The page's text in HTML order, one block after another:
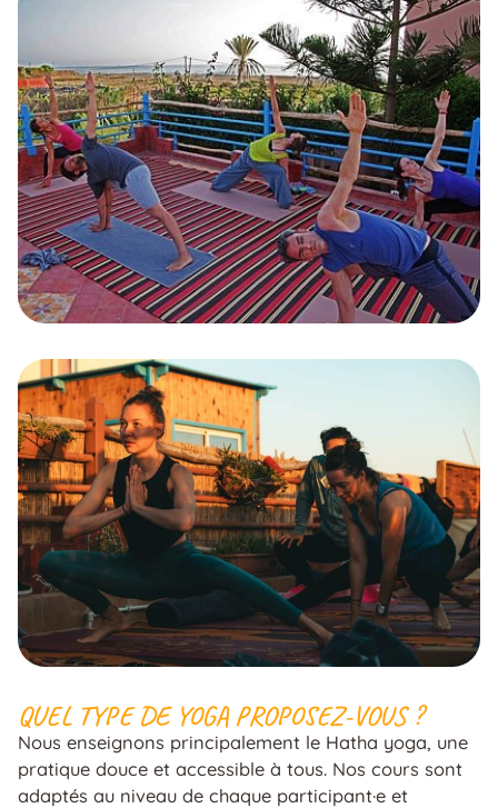
QUEL TYPE DE YOGA PROPOSEZ-VOUS ?
Nous enseignons principalement le Hatha yoga, une
pratique douce et accessible à tous. Nos cours sont
adaptés au niveau de chaque participant·e et